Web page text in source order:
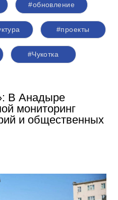
#обновление
#проекты
#Чукотка
В Анадыре
мониторинг
и общественных